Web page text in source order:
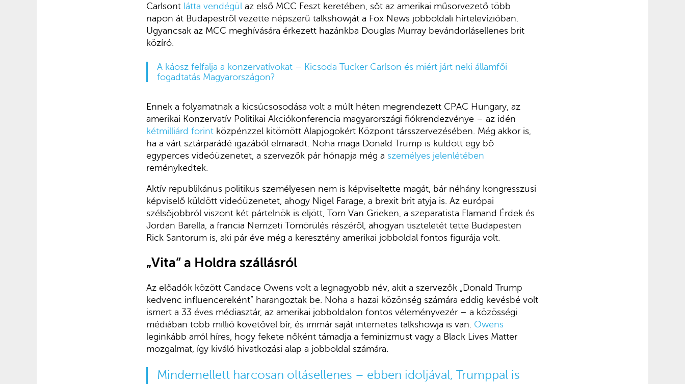
Carlsont látta vendégül az első MCC Feszt keretében, sőt az amerikai műsorvezető több
napon át Budapestről vezette népszerű talkshowját a Fox News jobboldali hírtelevízióban.
Ugyancsak az MCC meghívására érkezett hazánkba Douglas Murray bevándorlásellenes brit
közíró.
A káosz felfalja a konzervatívokat – Kicsoda Tucker Carlson és miért járt neki államfői
fogadtatás Magyarországon?
Ennek a folyamatnak a kicsúcsosodása volt a múlt héten megrendezett CPAC Hungary, az
amerikai Konzervatív Politikai Akciókonferencia magyarországi fiókrendezvénye – az idén
kétmilliárd forint közpénzzel kitömött Alapjogokért Központ társszervezésében. Még akkor is,
ha a várt sztárparádé igazából elmaradt. Noha maga Donald Trump is küldött egy bő
egyperces videóüzenetet, a szervezők pár hónapja még a személyes jelenlétében
reménykedtek.
Aktív republikánus politikus személyesen nem is képviseltette magát, bár néhány kongresszusi
képviselő küldött videóüzenetet, ahogy Nigel Farage, a brexit brit atyja is. Az európai
szélsőjobbról viszont két pártelnök is eljött, Tom Van Grieken, a szeparatista Flamand Érdek és
Jordan Barella, a francia Nemzeti Tömörülés részéről, ahogyan tiszteletét tette Budapesten
Rick Santorum is, aki pár éve még a keresztény amerikai jobboldal fontos figurája volt.
„Vita” a Holdra szállásról
Az előadók között Candace Owens volt a legnagyobb név, akit a szervezők „Donald Trump
kedvenc influencereként” harangoztak be. Noha a hazai közönség számára eddig kevésbé volt
ismert a 33 éves médiasztár, az amerikai jobboldalon fontos véleményvezér – a közösségi
médiában több millió követővel bír, és immár saját internetes talkshowja is van. Owens
leginkább arról híres, hogy fekete nőként támadja a feminizmust vagy a Black Lives Matter
mozgalmat, így kiváló hivatkozási alap a jobboldal számára.
Mindemellett harcosan oltásellenes – ebben idoljával, Trumppal is